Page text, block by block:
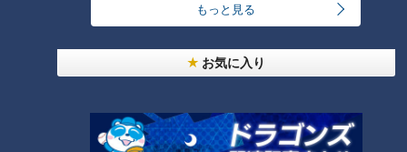
もっと見る
お気に入り
：チャーシューは柔らかいというより溶けるように口
：普通のラーメンは素のタレを入れてダシをとったスー
プで薄めますが、高山ラーメンはこれ自体がスープなので、そ